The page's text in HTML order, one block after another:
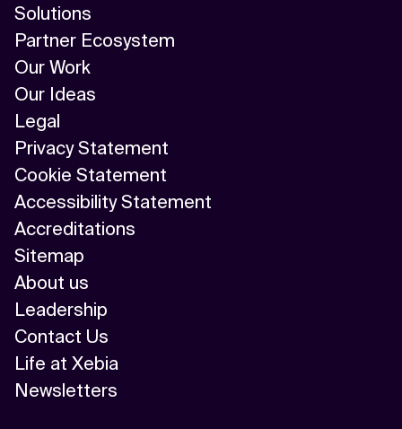
Solutions
Partner Ecosystem
Our Work
Our Ideas
Legal
Privacy Statement
Cookie Statement
Accessibility Statement
Accreditations
Sitemap
About us
Leadership
Contact Us
Life at Xebia
Newsletters